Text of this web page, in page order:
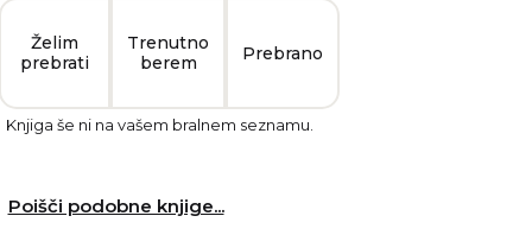
Želim
prebrati
Trenutno
berem
Prebrano
Knjiga še ni na vašem bralnem seznamu.
Poišči podobne knjige...